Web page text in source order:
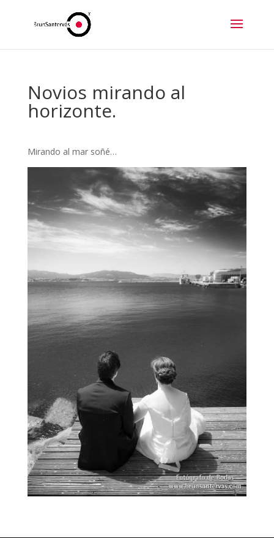
Novios mirando al
horizonte.
Mirando al mar soñé…